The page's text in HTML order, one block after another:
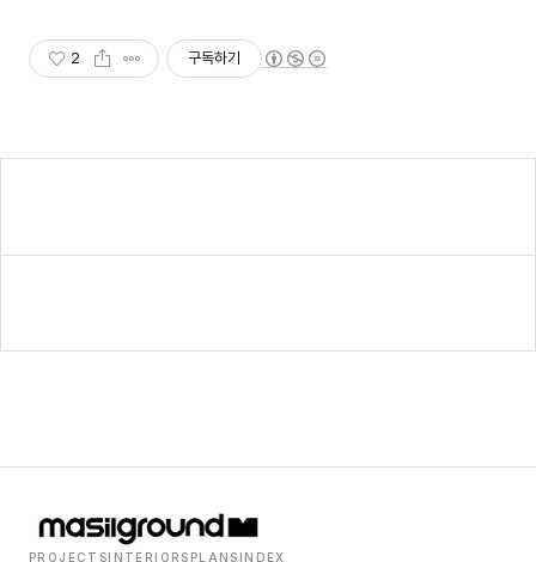
2 구독하기
PROJECTS INTERIORS PLANS INDEX